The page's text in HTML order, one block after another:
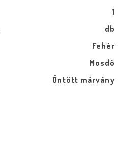
1
db
Fehér
Mosdó
Öntött márvány